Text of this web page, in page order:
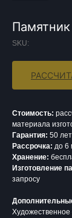
SKU:
Стоимость:
материала
Гарантия: 50 лет
Рассрочка: до 6
Хранение:
Изготовление
запросу